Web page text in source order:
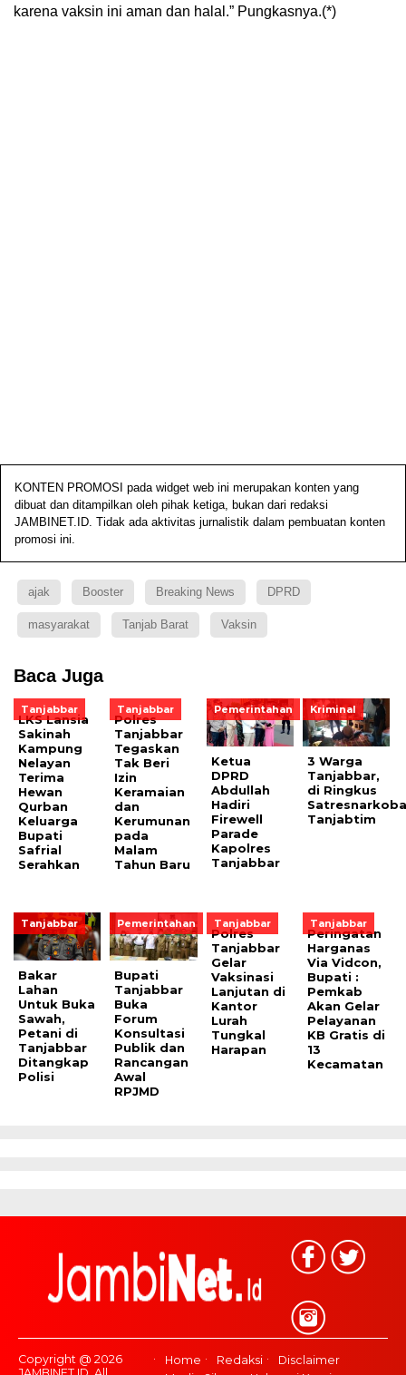
karena vaksin ini aman dan halal.” Pungkasnya.(*)
KONTEN PROMOSI pada widget web ini merupakan konten yang
dibuat dan ditampilkan oleh pihak ketiga, bukan dari redaksi
JAMBINET.ID. Tidak ada aktivitas jurnalistik dalam pembuatan konten
promosi ini.
ajak Booster Breaking News DPRD
masyarakat Tanjab Barat Vaksin
Baca Juga
Tanjabbar
LKS Lansia
Sakinah
Kampung
Nelayan
Terima
Hewan
Qurban
Keluarga
Bupati
Safrial
Serahkan
Tanjabbar
Polres
Tanjabbar
Tegaskan
Tak Beri
Izin
Keramaian
dan
Kerumunan
pada
Malam
Tahun Baru
Pemerintahan
Ketua
DPRD
Abdullah
Hadiri
Firewell
Parade
Kapolres
Tanjabbar
Kriminal
3 Warga
Tanjabbar,
di Ringkus
Tanjabtim
Tanjabbar
Bakar
Lahan
Untuk Buka
Sawah,
Petani di
Tanjabbar
Ditangkap
Polisi
Pemerintahan
Bupati
Tanjabbar
Buka
Forum
Konsultasi
Publik dan
Rancangan
Awal
RPJMD
Tanjabbar
Polres
Tanjabbar
Gelar
Vaksinasi
Lanjutan di
Kantor
Lurah
Tungkal
Harapan
Tanjabbar
Peringatan
Harganas
Via Vidcon,
Bupati :
Pemkab
Akan Gelar
Pelayanan
KB Gratis di
13
Kecamatan
Copyright @ 2026
Home Redaksi
Disclaimer